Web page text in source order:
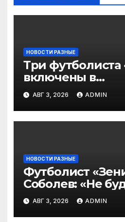
НОВОСТИ РАЗНЫЕ
Три футболиста
включены в
символическую
2‑го тура РПЛ по
подписчиков
ПРЕМЬЕР
АВГ 3, 2026 ADMIN
НОВОСТИ РАЗНЫЕ
Футболист
Соболев: «Не
— в Оренбурге
тяжело играть»
АВГ 3, 2026 ADMIN